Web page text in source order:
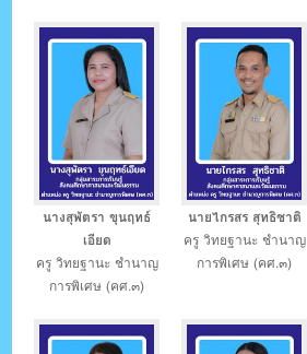
นางสุพัตรา ขุนฤทธ์
เอียด
ครู วิทยฐานะ ชำนาญ
การพิเศษ (คศ.๓)
นายไกรสร สุทธิชาติ
ครู วิทยฐานะ ชำนาญ
การพิเศษ (คศ.๓)